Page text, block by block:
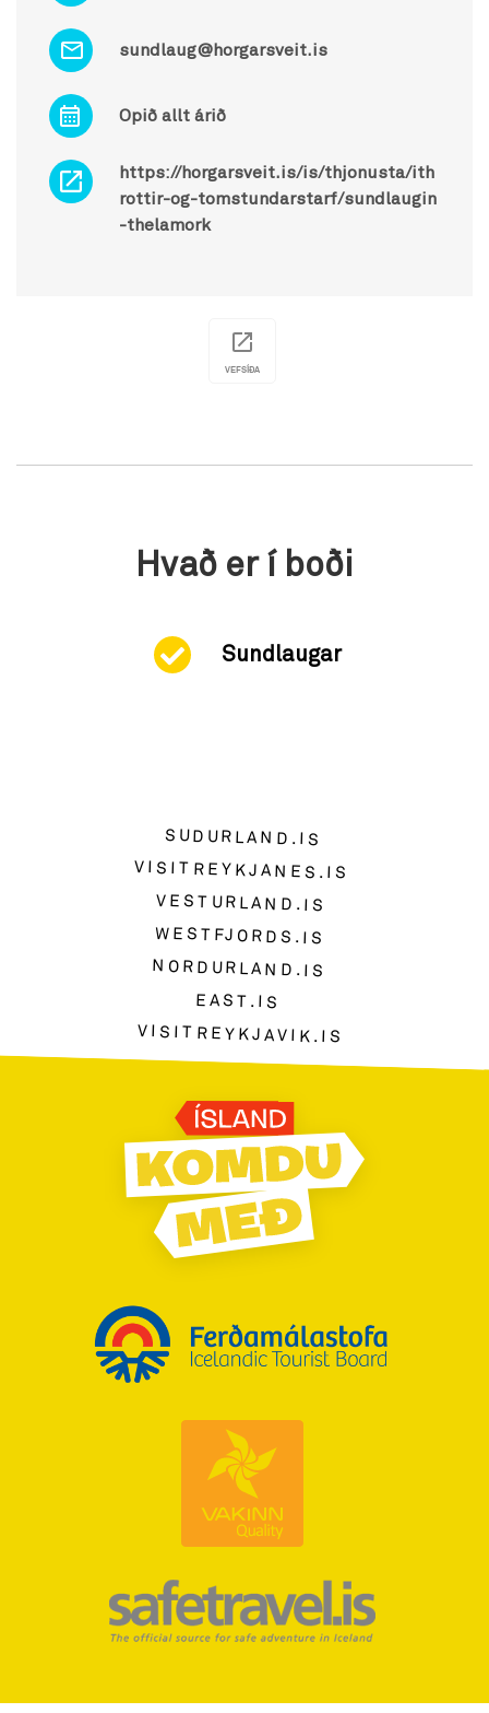
sundlaug@horgarsveit.is
Opið allt árið
https://horgarsveit.is/is/thjonusta/ith
rottir-og-tomstundarstarf/sundlaugin
-thelamork
VEFSÍÐA
Hvað er í boði
Sundlaugar
SUDURLAND.IS
VISITREYKJANES.IS
VESTURLAND.IS
WESTFJORDS.IS
NORDURLAND.IS
EAST.IS
VISITREYKJAVIK.IS